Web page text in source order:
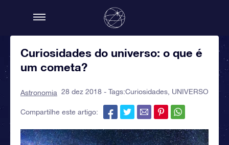
Curiosidades do universo: o que é
um cometa?
Astronomia 28 dez 2018 - Tags:Curiosidades UNIVERSO
Compartilhe este artigo: